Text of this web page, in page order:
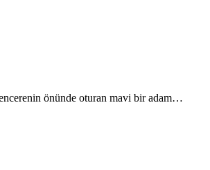
önünde oturan mavi bir adam…